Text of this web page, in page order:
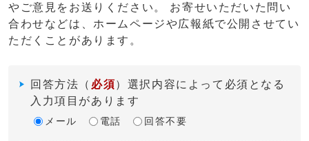
やご意見をお送りください。 お寄せいただいた問い
合わせなどは、ホームページや広報紙で公開させてい
ただくことがあります。
回答方法 （ 必須）選択内容によって必須となる
入力項目があります
メール 電話 回答不要